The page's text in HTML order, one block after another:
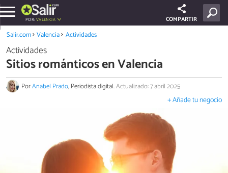
POR: VALENCIA COMPARTIR
Salir.com Valencia Actividades
Actividades
Sitios románticos en Valencia
PorAnabel Prado, Periodista digital.Actualizado: 7 abril 2025
+ Añade tu negocio